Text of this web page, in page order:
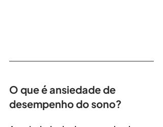
O que é ansiedade de
desempenho do sono?